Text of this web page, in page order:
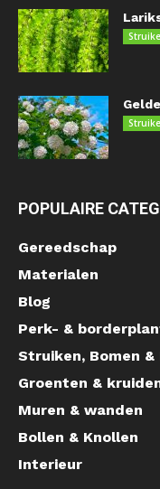
POPULAIRE
Gereedschap
Materialen
Blog
Perk- &
Struiken, Bomen
Groenten &
Muren & wanden
Bollen & Knollen
Interieur